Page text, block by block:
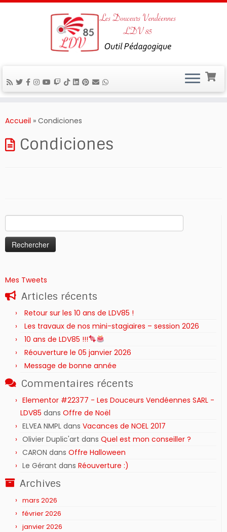
auAccueil » Condiciones
Condiciones
Mes Tweets
Articles récents
Retour sur les 10 ans de LDV85 !
Les travaux de nos mini-stagiaires – session 2026 ‍‍‍‍‍
10 ans de LDV85 !!!
Réouverture le 05 janvier 2026
Message de bonne année
Commentaires récents
Elementor #22377 - Les Douceurs Vendéennes SARL -
LDV85 dans Offre de Noël
ELVEA NMPL dans Vacances de NOEL 2017
Olivier Duplic'art dans Quel est mon conseiller ?
CARON dans Offre Halloween
Le Gérant dans Réouverture :)
Archives
mars 2026
février 2026
janvier 2026